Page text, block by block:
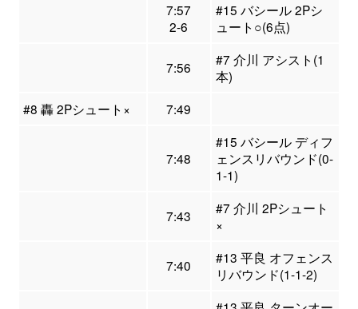
7:57
2-6
#15 バシール 2Pシ
ュート○(6点)
7:56
#7 介川 アシスト(1
本)
#8 轟 2Pシュート×
7:49
7:48
#15 バシール ディフ
ェンスリバウンド(0-
1-1)
7:43
#7 介川 2Pシュート
×
7:40
#13 平良 オフェンス
リバウンド(1-1-2)